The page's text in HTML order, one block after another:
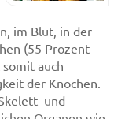
im Blut, in der
(55 Prozent
auch
der Knochen.
und